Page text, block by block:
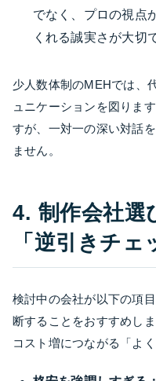
でなく、プロの視点
くれる誠実さが大切
少人数体制のMEHでは、
ュニケーションを図りま
すが、一対一の深い対話
ません。
4. 制作会社選
「逆引きチェ
検討中の会社が以下の項
断することをおすすめし
コスト増につながる「よ